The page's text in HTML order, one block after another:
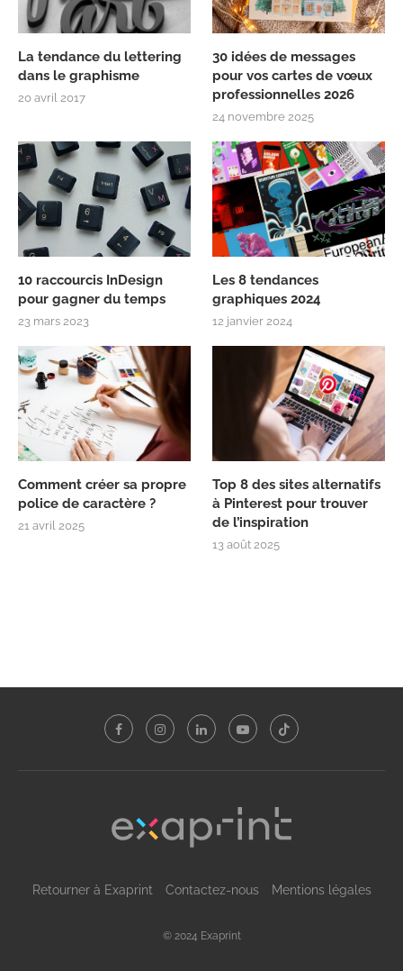
La tendance du lettering
dans le graphisme
20 avril 2017
30 idées de messages
pour vos cartes de vœux
professionnelles 2026
24 novembre 2025
10 raccourcis InDesign
pour gagner du temps
23 mars 2023
Les 8 tendances
graphiques 2024
12 janvier 2024
Comment créer sa propre
police de caractère ?
21 avril 2025
Top 8 des sites alternatifs
à Pinterest pour trouver
de l’inspiration
13 août 2025
Retourner à Exaprint Contactez-nous Mentions légales
© 2024 Exaprint